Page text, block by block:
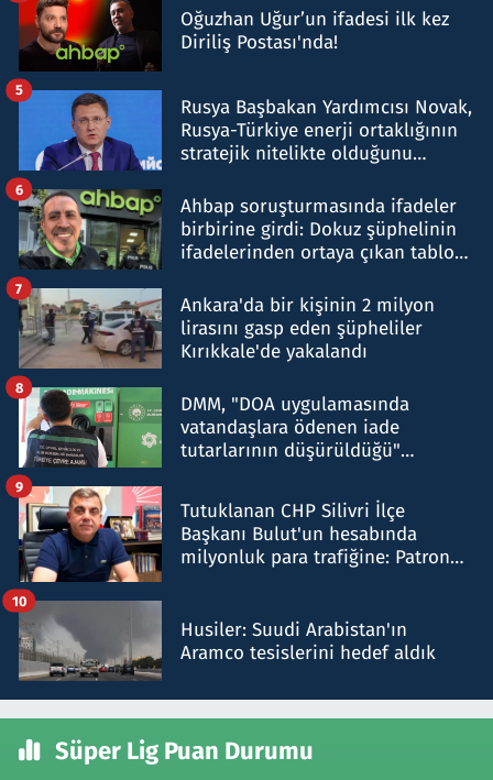
Oğuzhan Uğur’un ifadesi ilk kez
Diriliş Postası'nda!
Rusya Başbakan Yardımcısı Novak,
Rusya-Türkiye enerji ortaklığının
stratejik nitelikte olduğunu
5
Ahbap soruşturmasında ifadeler
birbirine girdi: Dokuz şüphelinin
ifadelerinden ortaya çıkan tablo
6
Ankara'da bir kişinin 2 milyon
lirasını gasp eden şüpheliler
Kırıkkale'de yakalandı
7
DMM, "DOA uygulamasında
vatandaşlara ödenen iade
tutarlarının düşürüldüğü"
8
Tutuklanan CHP Silivri İlçe
Başkanı Bulut'un hesabında
milyonluk para trafiğine: Patron
9
Husiler: Suudi Arabistan'ın
Aramco tesislerini hedef aldık
10
Süper Lig Puan Durumu